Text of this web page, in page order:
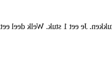
pizza is verdeeld in 4 gelijke